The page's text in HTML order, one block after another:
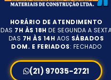
HORÁRIO DE ATENDIMENTO
DAS 7H ÀS 18H DE SEGUNDA A
DAS 7H ÀS 14H AOS SÁBADOS
DOM. E FERIADOS: FECHADO
(21) 97035-2721